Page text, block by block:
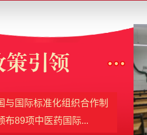
策引领
与国际标准化组织合作制
布89项中医药国际...